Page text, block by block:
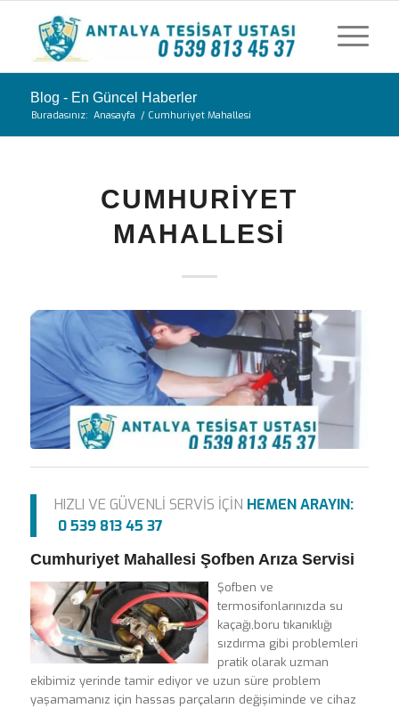
Blog - En Güncel Haberler
Buradasınız: Anasayfa / Cumhuriyet Mahallesi
CUMHURIYET
MAHALLESI
HIZLI VE GÜVENLİ SERVİS İÇİN HEMEN ARAYIN:
0 539 813 45 37
Cumhuriyet Mahallesi Şofben Arıza Servisi
Şofben ve
termosifonlarınızda su
kaçağı,boru tıkanıklığı
sızdırma gibi problemleri
pratik olarak uzman
ekibimiz yerinde tamir ediyor ve uzun süre problem
yaşamamanız için hassas parçaların değişiminde ve cihaz